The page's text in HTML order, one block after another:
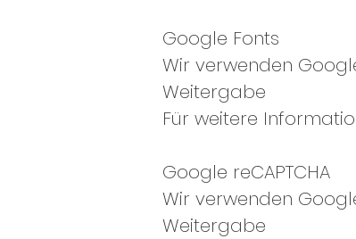
Google Fonts
Wir verwenden
Weitergabe
Für weitere
Google reCAPTCHA
Wir verwenden
Weitergabe